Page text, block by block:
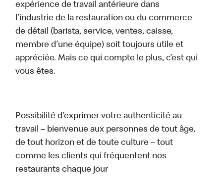
expérience de travail antérieure dans
l’industrie de la restauration ou du commerce
de détail (barista, service, ventes, caisse,
membre d’une équipe) soit toujours utile et
appréciée. Mais ce qui compte le plus, c’est qui
vous êtes.
Possibilité d’exprimer votre authenticité au
travail – bienvenue aux personnes de tout âge,
de tout horizon et de toute culture – tout
comme les clients qui fréquentent nos
restaurants chaque jour